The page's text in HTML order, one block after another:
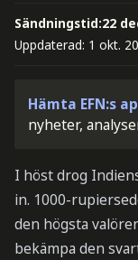
Sändningstid:22
Uppdaterad: 1 okt.
Hämta EFN:s
nyheter,
I höst drog
in. 1000-
den högsta
bekämpa den